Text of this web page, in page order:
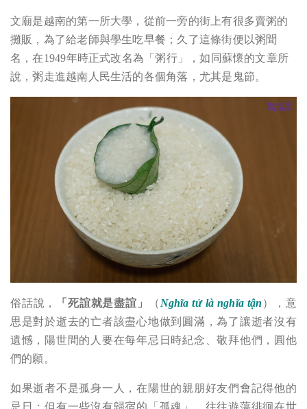
文廟是越南的第一所大學，從前一旁的街上有很多賣粥的
攤販，為了給老師與學生吃早餐；久了這條街便以粥聞
名，在1949年時正式改名為「粥行」，如同蘇懷的文章所
說，粥走進越南人民生活的各個角落，尤其是鬼節。
俗話說， 「死誼就是盡誼」 （ Nghĩa tử là nghĩa tận ），意
思是對於逝去的亡者該盡心地做到圓滿，為了讓逝者沒有
遺憾，陽世間的人要在每年忌日時紀念、敬拜他們，圓他
們的願。
如果逝者不是孤身一人，在陽世的親朋好友們會記得他的
忌日；但有一些沒有歸宿的「孤魂」，往往遊蕩徘徊在世